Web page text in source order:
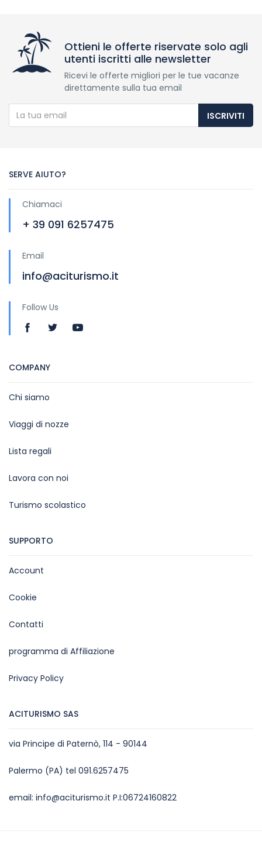
Ottieni le offerte riservate solo agli
utenti iscritti alle newsletter
Ricevi le offerte migliori per le tue vacanze
direttamente sulla tua email
ISCRIVITI
SERVE AIUTO?
Chiamaci
+ 39 091 6257475
Email
info@aciturismo.it
Follow Us
COMPANY
Chi siamo
Viaggi di nozze
Lista regali
Lavora con noi
Turismo scolastico
SUPPORTO
Account
Cookie
Contatti
programma di Affiliazione
Privacy Policy
ACITURISMO SAS
via Principe di Paternò, 114 - 90144
Palermo (PA) tel 091.6257475
email: info@aciturismo.it P.I:06724160822